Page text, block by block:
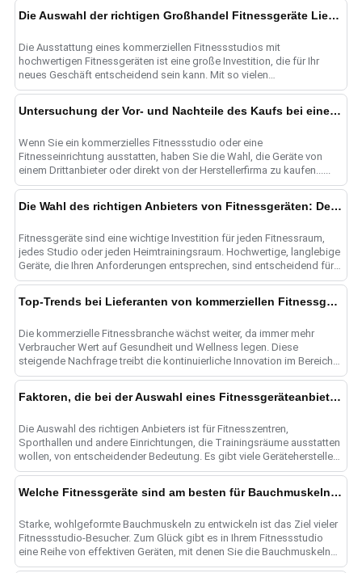
Die Auswahl der richtigen Großhandel Fitnessgeräte Lieferanten für kommerzielle Fitnessstudio Bedürfnisse
Die Ausstattung eines kommerziellen Fitnessstudios mit
hochwertigen Fitnessgeräten ist eine große Investition, die für Ihr
neues Geschäft entscheidend sein kann. Mit so vielen
Großhandelsgeräten s......
Untersuchung der Vor- und Nachteile des Kaufs bei einem Fitnessgeräteanbieter im Vergleich zu einer Fitnessgerätefabrik
Wenn Sie ein kommerzielles Fitnessstudio oder eine
Fitnesseinrichtung ausstatten, haben Sie die Wahl, die Geräte von
einem Drittanbieter oder direkt von der Herstellerfirma zu kaufen......
Die Wahl des richtigen Anbieters von Fitnessgeräten: Der ultimative Leitfaden
Fitnessgeräte sind eine wichtige Investition für jeden Fitnessraum,
jedes Studio oder jeden Heimtrainingsraum. Hochwertige, langlebige
Geräte, die Ihren Anforderungen entsprechen, sind entscheidend für
......
Top-Trends bei Lieferanten von kommerziellen Fitnessgeräten
Die kommerzielle Fitnessbranche wächst weiter, da immer mehr
Verbraucher Wert auf Gesundheit und Wellness legen. Diese
steigende Nachfrage treibt die kontinuierliche Innovation im Bereich
Fitness e......
Faktoren, die bei der Auswahl eines Fitnessgeräteanbieters zu berücksichtigen sind
Die Auswahl des richtigen Anbieters ist für Fitnesszentren,
Sporthallen und andere Einrichtungen, die Trainingsräume ausstatten
wollen, von entscheidender Bedeutung. Es gibt viele Gerätehersteller
zur Auswahl......
Welche Fitnessgeräte sind am besten für Bauchmuskeln geeignet?
Starke, wohlgeformte Bauchmuskeln zu entwickeln ist das Ziel vieler
Fitnessstudio-Besucher. Zum Glück gibt es in Ihrem Fitnessstudio
eine Reihe von effektiven Geräten, mit denen Sie die Bauchmuskeln
gezielt trainieren und ......